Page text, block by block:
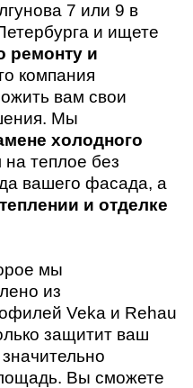
7 или 9 в
и ищете
ремонту и
компания
вам свои
Мы
холодного
на теплое без
вашего фасада, а
и отделке
мы
из
Veka и Rehau
защитит ваш
Вы сможете